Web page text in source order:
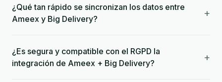
¿Qué tan rápido se sincronizan los datos entre
Ameex y Big Delivery?
+
¿Es segura y compatible con el RGPD la
integración de Ameex + Big Delivery?
+